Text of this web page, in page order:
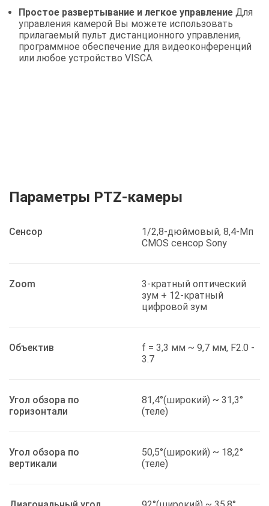
Простое развертывание и легкое управление Для
управления камерой Вы можете использовать
прилагаемый пульт дистанционного управления,
программное обеспечение для видеоконференций
или любое устройство VISCA.
Параметры PTZ-камеры
Сенсор
1/2,8-дюймовый, 8,4-Мп
CMOS сенсор Sony
Zoom
3-кратный оптический
зум + 12-кратный
цифровой зум
Объектив
f = 3,3 мм ~ 9,7 мм, F2.0 -
3.7
Угол обзора по
горизонтали
81,4°(широкий) ~ 31,3°
(теле)
Угол обзора по
вертикали
50,5°(широкий) ~ 18,2°
(теле)